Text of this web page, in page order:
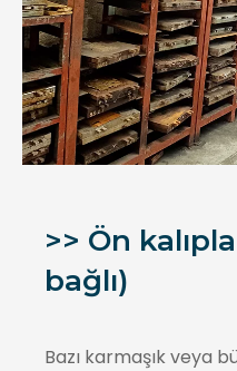
>> Ön
bağlı)
Bazı karmaşık veya